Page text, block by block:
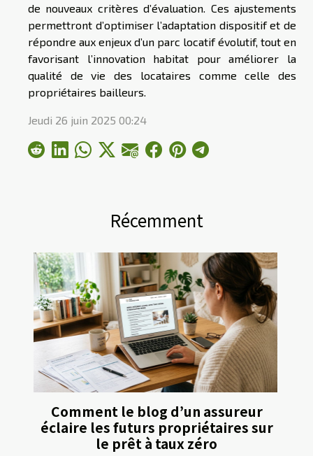
Récemment
Comment le blog d’un assureur
éclaire les futurs propriétaires sur
le prêt à taux zéro
de nouveaux critères d’évaluation. Ces ajustements
permettront d’optimiser l’adaptation dispositif et de
répondre aux enjeux d’un parc locatif évolutif, tout en
favorisant l’innovation habitat pour améliorer la
qualité de vie des locataires comme celle des
propriétaires bailleurs.
Jeudi 26 juin 2025 00:24